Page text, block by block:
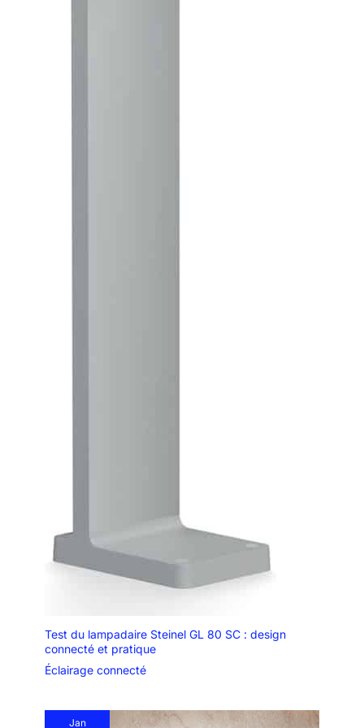
Test du lampadaire Steinel GL 80 SC : design
connecté et pratique
Éclairage connecté
Jan